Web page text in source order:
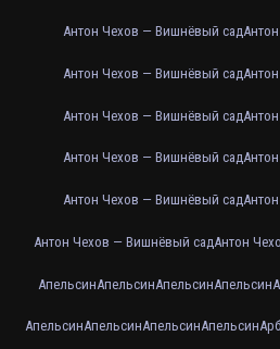
Антон Чехов — Вишнёвый сад
Антон Чехов — Вишнёвый сад
Антон Чехов — Вишнёвый сад
Антон Чехов — Вишнёвый сад
Антон Чехов — Вишнёвый сад
Антон Чехов — Вишнёвый садАнтон
АпельсинАпельсинАпельсинАпельсин
АпельсинАпельсинАпельсинАпельсин